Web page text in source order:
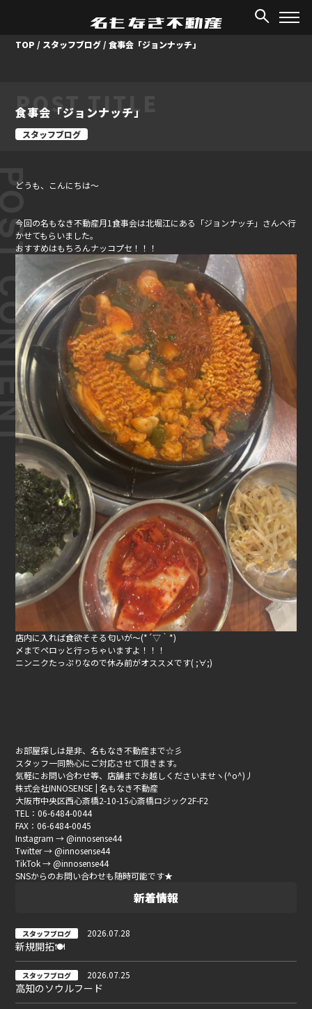
TOP / スタッフブログ /食事会「ジョンナッチ」
POST TITLE
食事会「ジョンナッチ」
スタッフブログ
どうも、こんにちは～
今回の名もなき不動産月1食事会は北堀江にある「ジョンナッチ」さんへ行
かせてもらいました。
おすすめはもちろんナッコプセ！！！
店内に入れば食欲そそる匂いが～(*´▽｀*)
〆までペロッと行っちゃいますよ！！！
ニンニクたっぷりなので休み前がオススメです( ;∀;)
お部屋探しは是非、名もなき不動産まで☆彡
スタッフ一同熱心にご対応させて頂きます。
気軽にお問い合わせ等、店舗までお越しくださいませヽ(^o^)丿
株式会社INNOSENSE | 名もなき不動産
大阪市中央区西心斎橋2-10-15心斎橋ロジック2F-F2
TEL：06-6484-0044
FAX：06-6484-0045
Instagram → @innosense44
Twitter → @innosense44
TikTok → @innosense44
SNSからのお問い合わせも随時可能です★
新着情報
スタッフブログ 2026.07.28
新規開拓🍽
スタッフブログ 2026.07.25
高知のソウルフード